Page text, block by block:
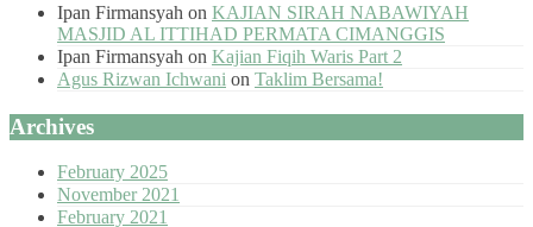
Ipan Firmansyah on KAJIAN SIRAH NABAWIYAH
MASJID AL ITTIHAD PERMATA CIMANGGIS
Ipan Firmansyah on Kajian Fiqih Waris Part 2
Agus Rizwan Ichwani on Taklim Bersama!
Archives
February 2025
November 2021
February 2021